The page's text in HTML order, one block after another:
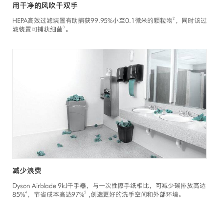
用干净的风吹干双手
HEPA高效过滤装置有助捕获99.95%小至0.1微米的颗粒物2 ，同时该过
滤装置可捕获细菌3 。
减少浪费
Dyson Airblade 9kJ干手器，与一次性擦手纸相比，可减少碳排放高达
85%4 ，节省成本高达97%5 ,创造更好的洗手空间和外部环境。